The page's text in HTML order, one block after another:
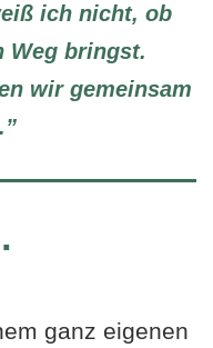
ich nicht, ob
Weg bringst.
wir gemeinsam
ganz eigenen